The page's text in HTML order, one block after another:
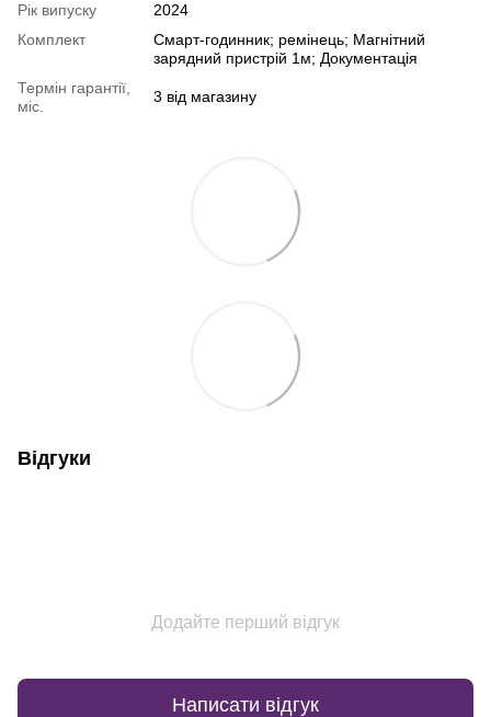
Рік випуску
2024
Комплект
Смарт-годинник; ремінець; Магнітний
зарядний пристрій 1м; Документація
Термін гарантії,
міс.
3 від магазину
Відгуки
Додайте перший відгук
Написати відгук